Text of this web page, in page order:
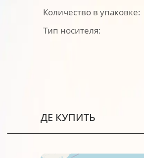
Количество в упаковке:
Тип носителя:
ДЕ КУПИТЬ